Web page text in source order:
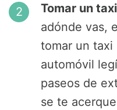
Tomar un
adónde vas,
tomar un taxi
automóvil
paseos de
se te